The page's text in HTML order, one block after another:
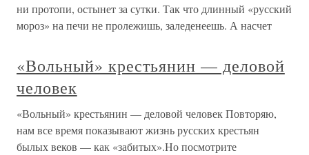
ни протопи, остынет за сутки. Так что длинный «русский
мороз» на печи не пролежишь, заледенеешь. А насчет
«Вольный» крестьянин — деловой
человек
«Вольный» крестьянин — деловой человек Повторяю,
нам все время показывают жизнь русских крестьян
былых веков — как «забитых».Но посмотрите